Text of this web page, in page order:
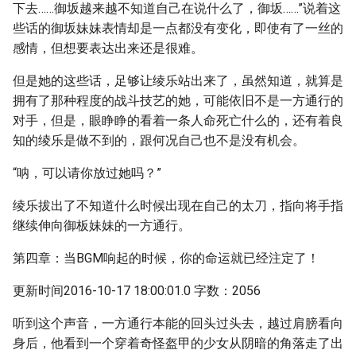
下去……御坂越来越不知道自己在说什么了，御坂……”说着这
些话的御坂妹妹表情却是一点都没有变化，即使有了一丝的
感情，但想要表达出来还是很难。
但是她的这些话，足够让绫乐站出来了，虽然知道，就算是
拥有了那种程度的战斗技艺的她，可能依旧不是一方通行的
对手，但是，眼睁睁的看着一条人命死亡什么的，还有着良
知的绫乐是做不到的，跟何况自己也不是没有机会。
“呐，可以请你放过她吗？”
绫乐拔出了不知道什么时候出现在自己的太刀，指向将手指
继续伸向御板妹妹的一方通行。
第四章：当BGM响起的时候，你的命运就已经注定了！
更新时间2016-10-17 18:00:01.0 字数：2056
听到这个声音，一方通行本能的回头过头去，越过肩膀看向
身后，他看到一个穿着奇怪盔甲的少女从阴暗的角落走了出